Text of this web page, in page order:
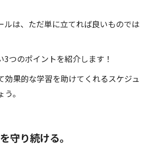
ルは、ただ単に立てれば良いものでは
3つのポイントを紹介します！
効果的な学習を助けてくれるスケジュ
。
守り続ける。